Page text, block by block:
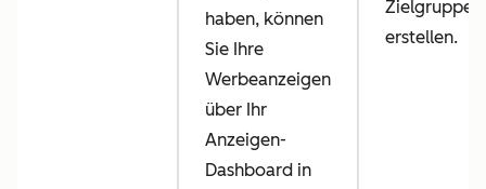
haben, können
Sie Ihre
Werbeanzeigen
über Ihr
Anzeigen-
Dashboard in
Zielgruppen
erstellen.